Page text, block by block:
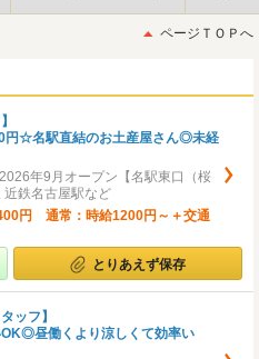
後
ページＴＯＰへ
円☆名駅直結のお土産屋さん◎未経
年9月オープン【名駅東口（桜
鉄名古屋駅など
円 通常：時給1200円～＋交通
とりあえず保存
ッフ】
昼働くより涼しくて効率い